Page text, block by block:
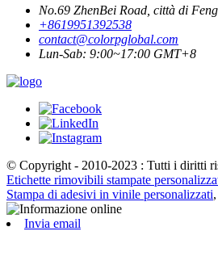
No.69 ZhenBei Road, città di
+8619951392538
contact@colorpglobal.com
Lun-Sab: 9:00~17:00 GMT+8
© Copyright - 2010-2023 : Tutti i diritti
Etichette rimovibili stampate
Stampa di adesivi in ​​vinile personalizzati,
Invia email